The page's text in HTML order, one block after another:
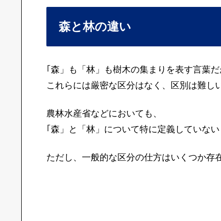
森と林の違い
｢森」も「林」も樹木の集まりを表す言葉だ
これらには厳密な区分はなく、区別は難し
農林水産省などにおいても、
｢森」と「林」について特に定義していない
ただし、一般的な区分の仕方はいくつか存